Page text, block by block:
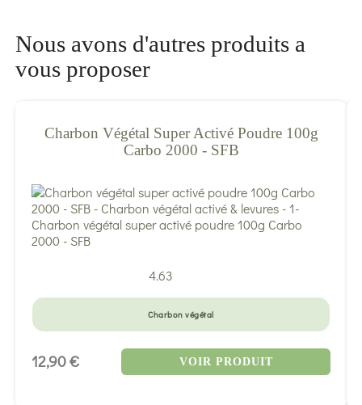
Nous avons d'autres produits a
vous proposer
Charbon Végétal Super Activé Poudre 100g
Carbo 2000 - SFB
4.63
Charbon végétal
12,90 € VOIR PRODUIT